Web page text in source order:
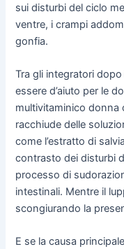
sui disturbi del ciclo
ventre, i crampi
gonfia.
Tra gli integratori
essere d’aiuto per le
multivitaminico donna
racchiude delle
come l’estratto di
contrasto dei disturbi
processo di
intestinali. Mentre il
scongiurando la
E se la causa